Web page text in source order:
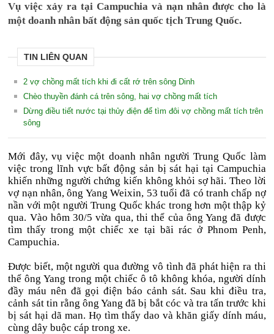
Vụ việc xảy ra tại Campuchia và nạn nhân được cho là
một doanh nhân bất động sản quốc tịch Trung Quốc.
TIN LIÊN QUAN
2 vợ chồng mất tích khi đi cất rớ trên sông Dinh
Chèo thuyền đánh cá trên sông, hai vợ chồng mất tích
Dừng điều tiết nước tại thủy điện để tìm đôi vợ chồng mất tích trên
sông
Mới đây, vụ việc một doanh nhân người Trung Quốc làm
việc trong lĩnh vực bất động sản bị sát hại tại Campuchia
khiến những người chứng kiến không khỏi sợ hãi. Theo lời
vợ nạn nhân, ông Yang Weixin, 53 tuổi đã có tranh chấp nợ
nần với một người Trung Quốc khác trong hơn một thập kỷ
qua. Vào hôm 30/5 vừa qua, thi thể của ông Yang đã được
tìm thấy trong một chiếc xe tại bãi rác ở Phnom Penh,
Campuchia.
Được biết, một người qua đường vô tình đã phát hiện ra thi
thể ông Yang trong một chiếc ô tô không khóa, người dính
đầy máu nên đã gọi điện báo cảnh sát. Sau khi điều tra,
cảnh sát tin rằng ông Yang đã bị bắt cóc và tra tấn trước khi
bị sát hại dã man. Họ tìm thấy dao và khăn giấy dính máu,
cùng dây buộc cáp trong xe.